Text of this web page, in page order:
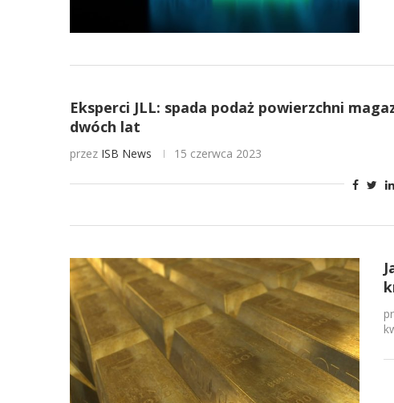
Eksperci JLL: spada podaż powierzchni
dwóch lat
przez ISB News 15 czerwca 2023